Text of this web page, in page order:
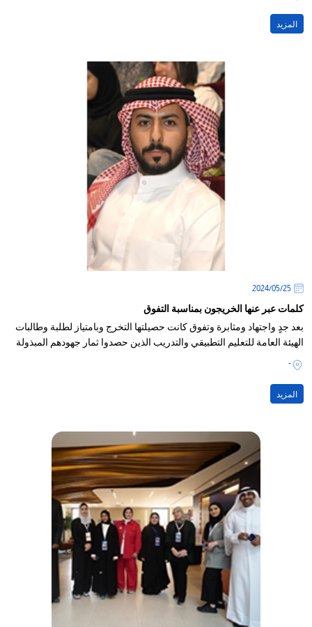
المزيد
25‏/05‏/2024
كلمات عبر عنها الخريجون بمناسبة التفوق
بعد جدٍ واجتهاد ومثابرة وتفوق كانت حصيلتها التخرج وبامتياز لطلبة وطالبات
الهيئة العامة للتعليم التطبيقي والتدريب الذين حصدوا ثمار جهودهم المبذولة
-
المزيد